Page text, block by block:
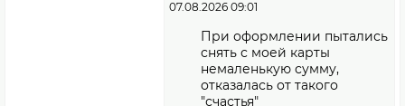
07.08.2026 09:01
При оформлении пытались
снять с моей карты
немаленькую сумму,
отказалась от такого
"счастья"